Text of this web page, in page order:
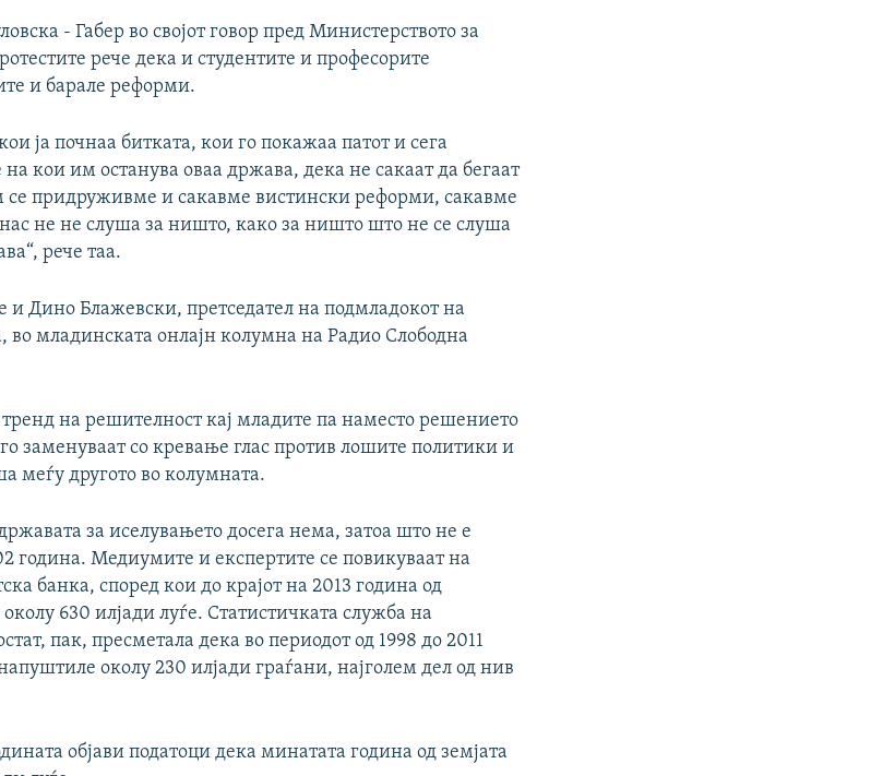
- Габер во својот говор пред Министерството за
рече дека и студентите и професорите
и барале реформи.
ја почнаа битката, кои го покажаа патот и сега
кои им останува оваа држава, дека не сакаат да бегаат
придруживме и сакавме вистински реформи, сакавме
нас не не слуша за ништо, како за ништо што не се слуша
рече таа.
Дино Блажевски, претседател на подмладокот на
младинската онлајн колумна на Радио Слободна
на решителност кај младите па наместо решението
заменуваат со кревање глас против лошите политики и
меѓу другото во колумната.
за иселувањето досега нема, затоа што не е
година. Медиумите и експертите се повикуваат на
банка, според кои до крајот на 2013 година од
630 илјади луѓе. Статистичката служба на
пак, пресметала дека во периодот од 1998 до 2011
околу 230 илјади граѓани, најголем дел од нив
објави податоци дека минатата година од земјата